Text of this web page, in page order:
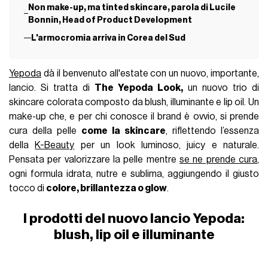
Non make-up, ma tinted skincare, parola di Lucile
Bonnin, Head of Product Development
L'armocromia arriva in Corea del Sud
Yepoda dà il benvenuto all'estate con un nuovo, importante,
lancio. Si tratta di The Yepoda Look, un nuovo trio di
skincare colorata composto da blush, illuminante e lip oil. Un
make-up che, e per chi conosce il brand è ovvio, si prende
cura della pelle come la skincare, riflettendo l’essenza
della K-Beauty per un look luminoso, juicy e naturale.
Pensata per valorizzare la pelle mentre se ne prende cura,
ogni formula idrata, nutre e sublima, aggiungendo il giusto
tocco di colore, brillantezza o glow.
I prodotti del nuovo lancio Yepoda:
blush, lip oil e illuminante